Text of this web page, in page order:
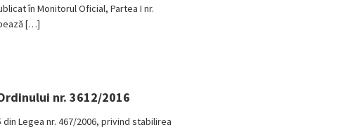
în Monitorul Oficial, Partea I nr.
[…]
nr. 3612/2016
Legea nr. 467/2006, privind stabilirea